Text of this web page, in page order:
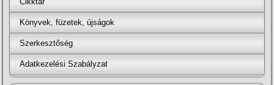
Könyvek, füzetek, újságok
Szerkesztőség
Adatkezelési Szabályzat